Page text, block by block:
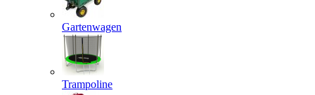
Gartenwagen
Trampoline